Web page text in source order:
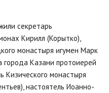
секретарь
Кирилл (Корытко),
монастыря игумен Марк
города Казани протоиерей
Кизического монастыря
настоятель Иоанно-